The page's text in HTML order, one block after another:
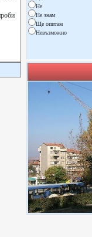
Не
Не знам
Ще опитам
Невъзможно